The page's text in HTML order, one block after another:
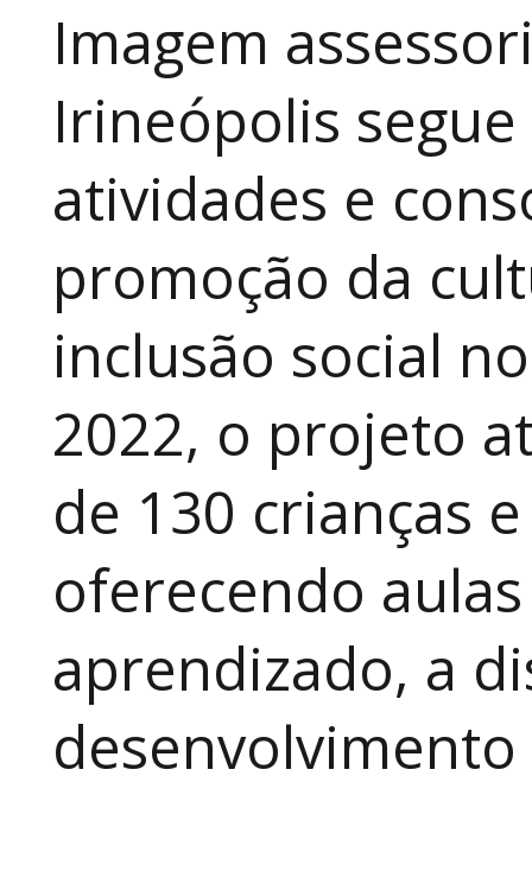
Imagem
Irineópolis
atividades e
promoção da
inclusão social
2022, o projeto
de 130 crianças
oferecendo
aprendizado, a